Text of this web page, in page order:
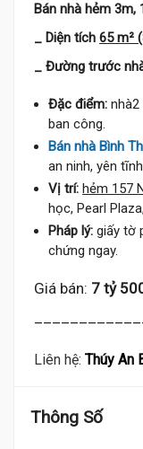
Bán nhà hẻm 3m,
_ Diện tích 65 m²
_ Đường trước
Đặc điểm: nhà2
ban công.
Bán nhà Bình
an ninh, yên
Vị trí: hẻm 157
học, Pearl
Pháp lý: giấy tờ
chứng ngay.
Giá bán: 7 tỷ
Liên hệ: Thúy An
Thông Số